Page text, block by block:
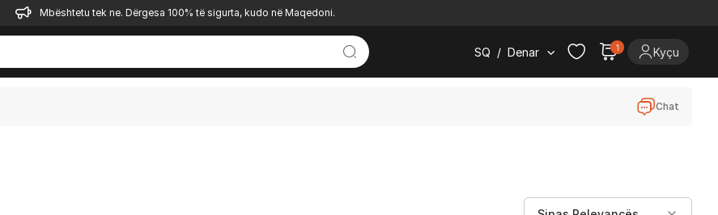
Mbështetu tek ne. Dërgesa 100% të sigurta, kudo në Maqedoni.
SQ / Denar 1 Kyçu
Chat